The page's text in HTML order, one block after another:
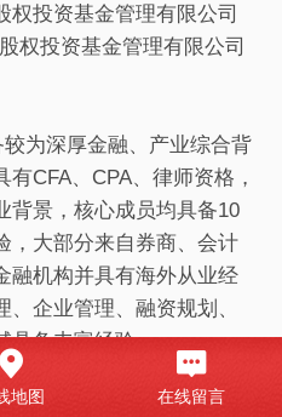
权投资基金管理有限公司
权投资基金管理有限公司
为深厚金融、产业综合背
CFA、CPA、律师资格，
背景，核心成员均具备10
，大部分来自券商、会计
融机构并具有海外从业经
企业管理、融资规划、
具备丰富经验。
园的企业孵化和创业投资
地图 在线留言